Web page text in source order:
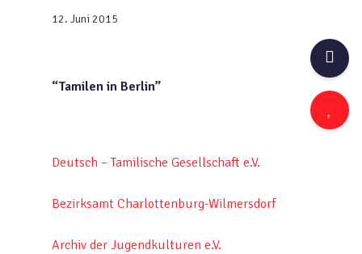
12. Juni 2015
“Tamilen in Berlin”
Deutsch – Tamilische Gesellschaft e.V.
Bezirksamt Charlottenburg-Wilmersdorf
Archiv der Jugendkulturen e.V.